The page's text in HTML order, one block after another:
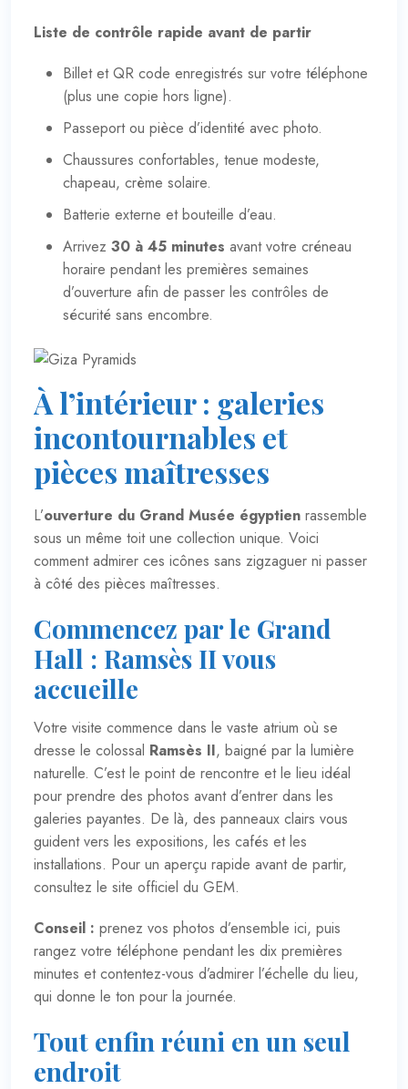
Liste de contrôle rapide avant de partir
Billet et QR code enregistrés sur votre téléphone
(plus une copie hors ligne).
Passeport ou pièce d’identité avec photo.
Chaussures confortables, tenue modeste,
chapeau, crème solaire.
Batterie externe et bouteille d’eau.
Arrivez 30 à 45 minutes avant votre créneau
horaire pendant les premières semaines
d’ouverture afin de passer les contrôles de
sécurité sans encombre.
À l’intérieur : galeries
incontournables et
pièces maîtresses
L’ouverture du Grand Musée égyptien rassemble
sous un même toit une collection unique. Voici
comment admirer ces icônes sans zigzaguer ni passer
à côté des pièces maîtresses.
Commencez par le Grand
Hall : Ramsès II vous
accueille
Votre visite commence dans le vaste atrium où se
dresse le colossal Ramsès II, baigné par la lumière
naturelle. C’est le point de rencontre et le lieu idéal
pour prendre des photos avant d’entrer dans les
galeries payantes. De là, des panneaux clairs vous
guident vers les expositions, les cafés et les
installations. Pour un aperçu rapide avant de partir,
consultez le site officiel du GEM.
Conseil : prenez vos photos d’ensemble ici, puis
rangez votre téléphone pendant les dix premières
minutes et contentez-vous d’admirer l’échelle du lieu,
qui donne le ton pour la journée.
Tout enfin réuni en un seul
endroit